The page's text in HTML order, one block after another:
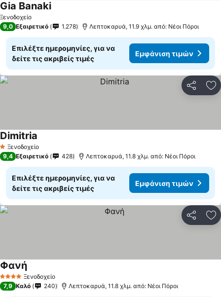
Ξενοδοχείο
Gia BanakiΕμφάνιση τιμών
9,0 Εξαιρετικό 1.278 Λεπτοκαρυά, 11.9 χλμ. από: Νέοι Πόροι
Επιλέξτε ημερομηνίες, για να
δείτε τις ακριβείς τιμές
Εμφάνιση τιμών
1 Αστέρια
Ξενοδοχείο
Dimitria
9,4 Εξαιρετικό 428 Λεπτοκαρυά, 11.8 χλμ. από: Νέοι Πόροι
Επιλέξτε ημερομηνίες, για να
δείτε τις ακριβείς τιμές
Εμφάνιση τιμών
4 ΑστέριαΞενοδοχείο
ΦανήΕμφάνιση τιμών
7,9 Καλό 240 Λεπτοκαρυά, 11.8 χλμ. από: Νέοι Πόροι